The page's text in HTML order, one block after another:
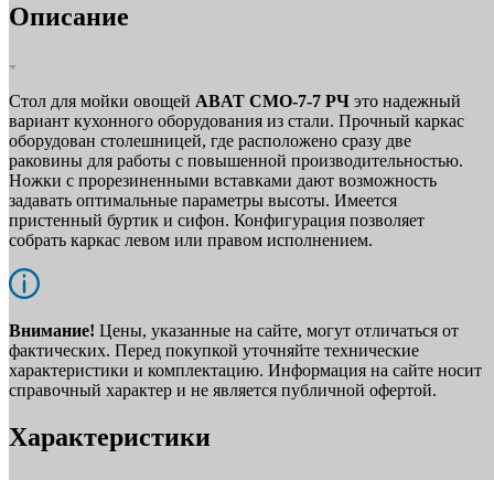
Описание
Стол для мойки овощей ABAT СМО‑7‑7 РЧ это надежный
вариант кухонного оборудования из стали. Прочный каркас
оборудован столешницей, где расположено сразу две
раковины для работы с повышенной производительностью.
Ножки с прорезиненными вставками дают возможность
задавать оптимальные параметры высоты. Имеется
пристенный буртик и сифон. Конфигурация позволяет
собрать каркас левом или правом исполнением.
Внимание! Цены, указанные на сайте, могут отличаться от
фактических. Перед покупкой уточняйте технические
характеристики и комплектацию. Информация на сайте носит
справочный характер и не является публичной офертой.
Характеристики